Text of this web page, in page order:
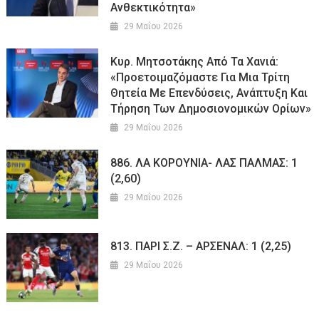
Ανθεκτικότητα»
29 Μαΐου 2026
Κυρ. Μητσοτάκης Από Τα Χανιά:
«Προετοιμαζόμαστε Για Μια Τρίτη
Θητεία Με Επενδύσεις, Ανάπτυξη Και
Τήρηση Των Δημοσιονομικών Ορίων»
29 Μαΐου 2026
886. ΛΑ ΚΟΡΟΥΝΙΑ- ΛΑΣ ΠΑΛΜΑΣ: 1
(2,60)
29 Μαΐου 2026
813. ΠΑΡΙ Σ.Ζ. – ΑΡΣΕΝΑΛ: 1 (2,25)
29 Μαΐου 2026